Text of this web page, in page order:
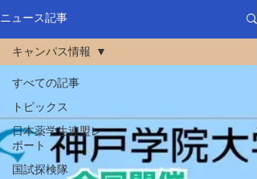
ニュース記事
すべての記事
トピックス
日本薬学生連盟レ
ポート
国試探検隊
キャンパス情報